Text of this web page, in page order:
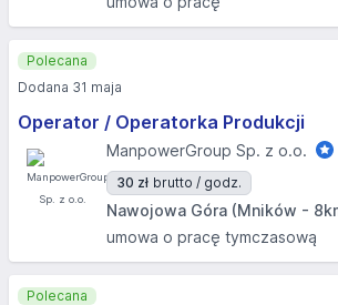
Operator / Operatorka Produkcji
ManpowerGroup Sp. z o.o.
30 zł brutto / godz.
Nawojowa Góra (Mników -
umowa o pracę tymczasową
Polecana
Dodana 31 maja
Polecana